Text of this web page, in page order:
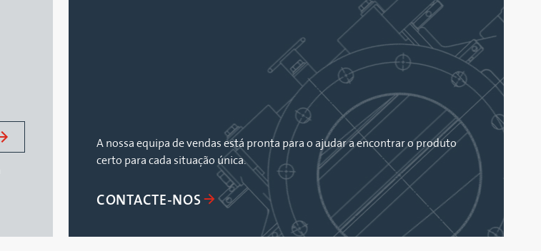
A nossa equipa de vendas está pronta para o ajudar a encontrar o produto
certo para cada situação única.
CONTACTE-NOS